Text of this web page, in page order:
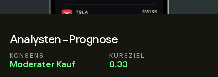
Analysten-Prognose
KONSENS
Moderater Kauf
KURSZIEL
8.33